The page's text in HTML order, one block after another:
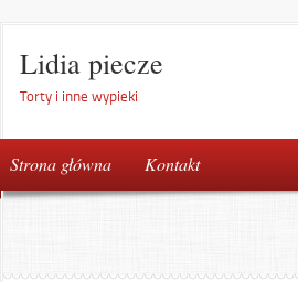
Lidia piecze
Torty i inne wypieki
Strona główna Kontakt